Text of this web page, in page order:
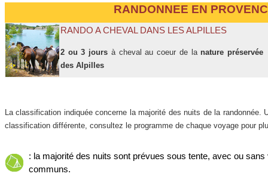
RANDONNEE EN
RANDO A CHEVAL DANS LES ALPILLES
2 ou 3 jours à cheval au coeur de la nature préservée
des Alpilles
La classification indiquée concerne la majorité des nuits de la randonnée.
classification différente, consultez le programme de chaque voyage pour
: la majorité des nuits sont prévues sous tente, avec ou
communs.